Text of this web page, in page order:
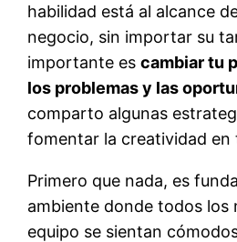
habilidad está al alcance
negocio, sin importar su
importante escambiar tu
los problemas y las
comparto algunas
fomentar la creatividad
Primero que nada, es
ambiente donde todos los
equipo se sientan